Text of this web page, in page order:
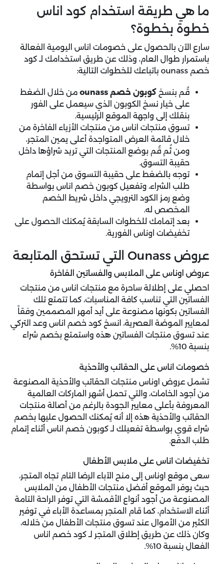
ما هي طريقة استخدام كود اناس
خطوة بخطوة؟
سارع الآن بالحصول على خصومات اناس اليومية الفعالة
باستمرار طوال العام، وذلك عن طريق استخدامك لـ كود
خصم ounass باتباعك للخطوات التالية:
قُم بنسخ كوبون خصم ounass
من خلال الضغط
على خيار نسخ الكوبون الذي سيعمل على الفور
بنقلك إلى واجهة الموقع الرئيسية.
تسوق منتجات اناس من منتجات الأزياء الفاخرة من
خلال قائمة العرض المتواجدة أعلى يمين المتجر،
ومن ثُم قُم بوضع المنتجات التي تريد شراؤها داخل
حقيبة التسوق.
توجه بالضغط على حقيبة التسوق من أجل إتمام
طلب الشراء، وتفعيل كوبون خصم اناس بواسطة
وضع رمز الكود الترويجي داخل شريط الخصم
المخصص له.
بعد إتمامك للخطوات السابقة يُمكنك الحصول على
تخفيضات اوناس الفورية.
عروض Ounass التي تستحق المتابعة
عروض اوناس على الملابس والفساتين الفاخرة
احصلي على إطلالة ساحرة مع منتجات اناس من منتجات
الفساتين التي تناسب كافة المناسبات، كما تتمتع تلك
الفساتين بكونها مصنوعة على أيد أمهر المصممين وفقاً
لمعايير الموضة العصرية، انسخ كود خصم اناس وعد التركي
عند تسوق منتجات الفساتين هذه واستمتع بخصم شراء
بنسبة 10%.
خصومات اناس على الحقائب والأحذية
تشمل عروض اوناس منتجات الحقائب والأحذية المصنوعة
من أجود الخامات، والتي تحمل أشهر الماركات العالمية
المعروفة بأعلى معايير الجودة بالرغم من أصالة منتجات
الحقائب والأحذية هذه إلا أنه يُمكنك الحصول عليها بخصم
شراء قوي بواسطة تفعيلك لـ كوبون خصم اناس أثناء إتمام
طلب الدفع.
تخفيضات اناس على ملابس الأطفال
سعى موقع اوناس إلى منح الآباء الرضا التام تجاه المتجر،
حيث يوفر الموقع أفضل منتجات الأطفال من الملابس
المصنوعة من أجود أنواع الأقمشة التي توفر الراحة التامة
أثناء الاستخدام، كما قام المتجر بمساعدة الأباء في توفير
الكثير من الأموال عند تسوق منتجات الأطفال من خلاله،
وكان ذلك عن طريق إطلاق المتجر لـ كود خصم اناس
الفعال بنسبة 10%.